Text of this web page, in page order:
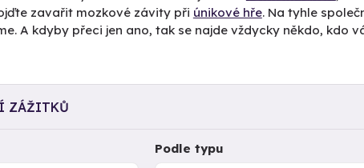
zavařit mozkové závity při únikové hře. Na tyhle
A kdyby přeci jen ano, tak se najde vždycky někdo, kdo
ZÁŽITKŮ
Podle typu